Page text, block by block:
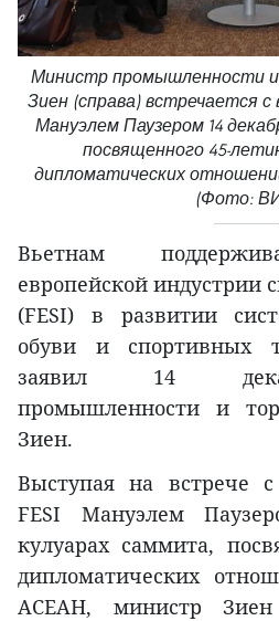
Министр промышленности и
Зиен (справа) встречается с
Мануэлем Паузером 14
посвященного 45-
дипломатических
(Фото:
Вьетнам
европейской индустрии
(FESI) в развитии
обуви и спортивных
заявил 14
промышленности и
Зиен.
Выступая на встрече с
FESI Мануэлем
кулуарах саммита,
дипломатических
АСЕАН, министр Зиен